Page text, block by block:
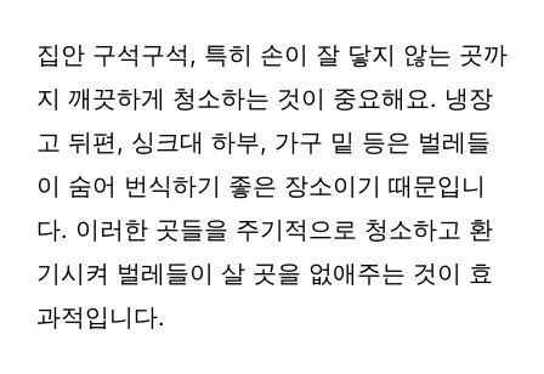
집안 구석구석, 특히 손이 잘 닿지 않는 곳까
지 깨끗하게 청소하는 것이 중요해요. 냉장
고 뒤편, 싱크대 하부, 가구 밑 등은 벌레들
이 숨어 번식하기 좋은 장소이기 때문입니
다. 이러한 곳들을 주기적으로 청소하고 환
기시켜 벌레들이 살 곳을 없애주는 것이 효
과적입니다.